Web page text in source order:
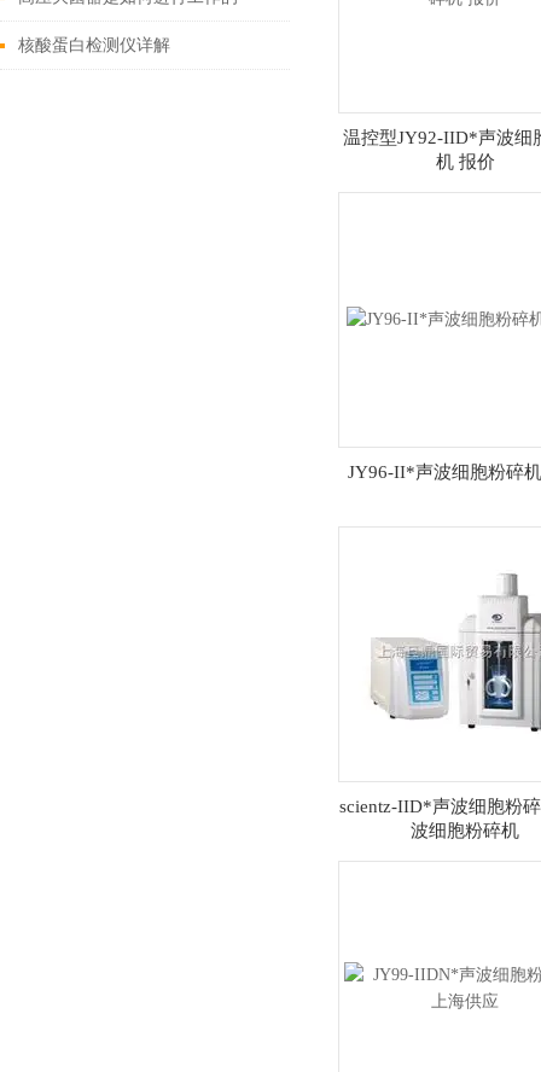
核酸蛋白检测仪详解
温控型JY92-IID*声波细
机 报价
JY96-II*声波细胞粉碎
scientz-IID*声波细胞粉
波细胞粉碎机